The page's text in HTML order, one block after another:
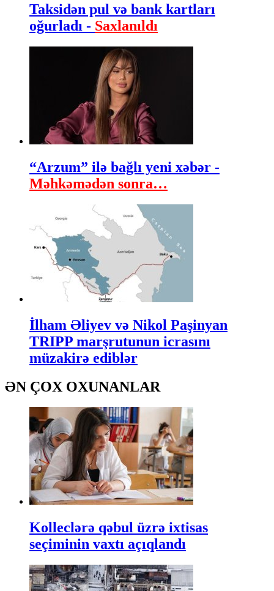
Taksidən pul və bank kartları
oğurladı - Saxlanıldı
“Arzum” ilə bağlı yeni xəbər -
Məhkəmədən sonra…
İlham Əliyev və Nikol Paşinyan
TRIPP marşrutunun icrasını
müzakirə ediblər
ƏN ÇOX OXUNANLAR
Kolleclərə qəbul üzrə ixtisas
seçiminin vaxtı açıqlandı